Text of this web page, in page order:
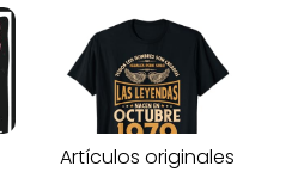
Artículos originales